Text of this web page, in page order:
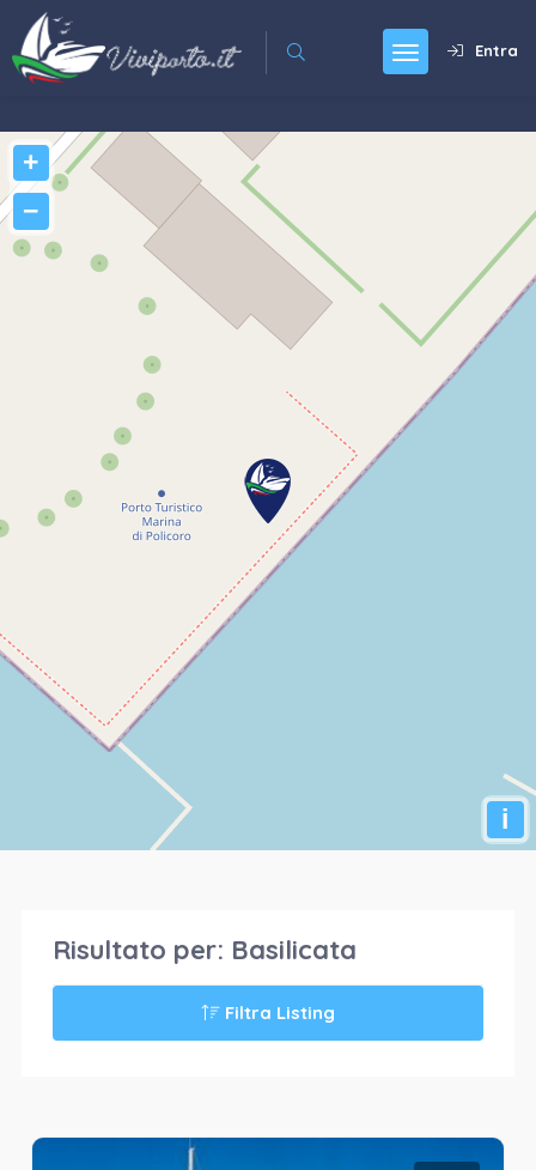
Entra
+
−
i
Risultato per: Basilicata
Filtra Listing